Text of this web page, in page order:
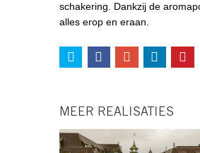
schakering. Dankzij de
alles erop en eraan.
MEER REALISATIES